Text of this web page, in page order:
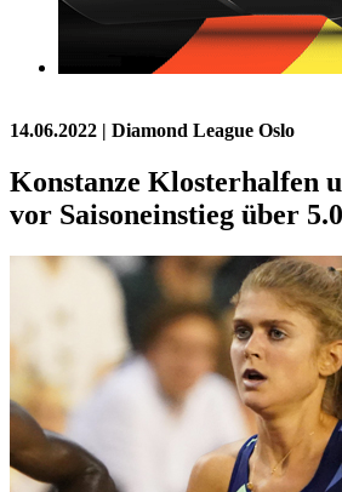
14.06.2022 | Diamond League Oslo
Konstanze Klosterhalfen
vor Saisoneinstieg über